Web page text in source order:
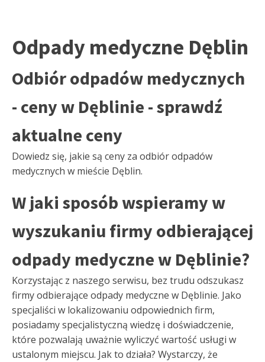
Odpady medyczne Dęblin
Odbiór odpadów medycznych
- ceny w Dęblinie - sprawdź
aktualne ceny
Dowiedz się, jakie są ceny za odbiór odpadów
medycznych w mieście Dęblin.
W jaki sposób wspieramy w
wyszukaniu firmy odbierającej
odpady medyczne w Dęblinie?
Korzystając z naszego serwisu, bez trudu odszukasz
firmy odbierające odpady medyczne w Dęblinie. Jako
specjaliści w lokalizowaniu odpowiednich firm,
posiadamy specjalistyczną wiedzę i doświadczenie,
które pozwalają uważnie wyliczyć wartość usługi w
ustalonym miejscu. Jak to działa? Wystarczy, że